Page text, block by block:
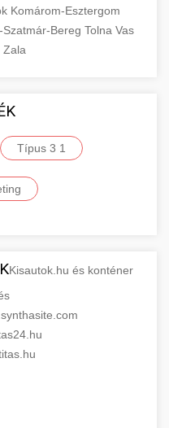
Komárom-Esztergom
Szatmár-Bereg Tolna Vas
Zala
Típus 3 1
Kisautok.hu és konténer